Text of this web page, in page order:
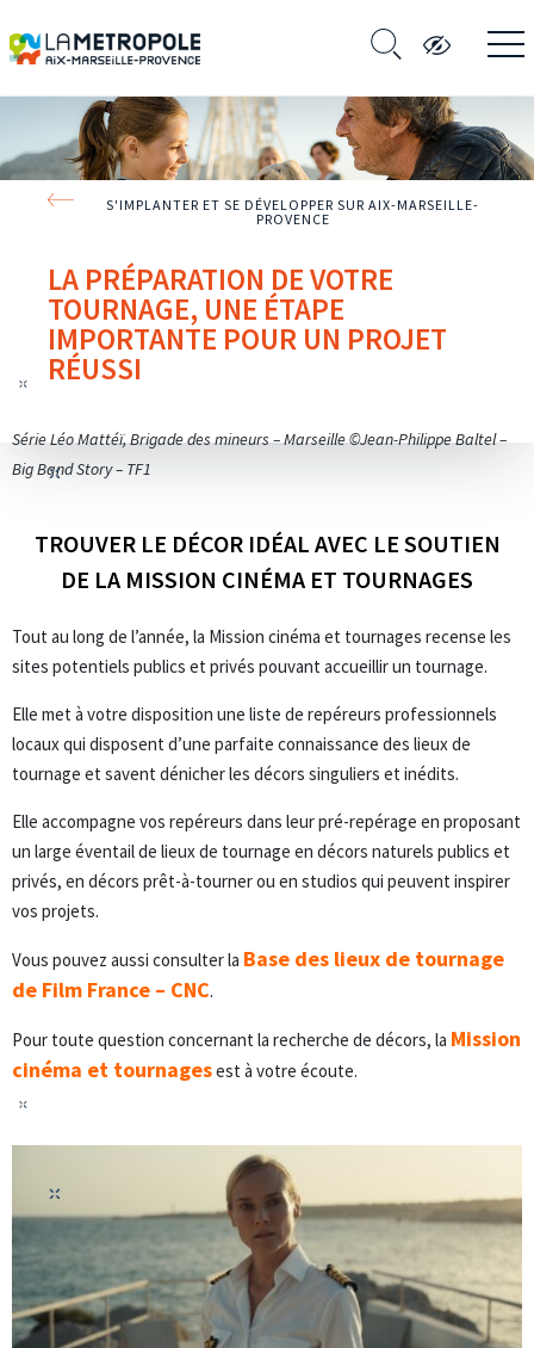
S'IMPLANTER ET SE DÉVELOPPER SUR AIX-MARSEILLE-
PROVENCE
LA PRÉPARATION DE VOTRE
TOURNAGE, UNE ÉTAPE
IMPORTANTE POUR UN PROJET
RÉUSSI
Série Léo Mattéï, Brigade des mineurs – Marseille ©Jean-Philippe Baltel –
Big Band Story – TF1
TROUVER LE DÉCOR IDÉAL AVEC LE SOUTIEN
DE LA MISSION CINÉMA ET TOURNAGES
Tout au long de l’année, la Mission cinéma et tournages recense les
sites potentiels publics et privés pouvant accueillir un tournage.
Elle met à votre disposition une liste de repéreurs professionnels
locaux qui disposent d’une parfaite connaissance des lieux de
tournage et savent dénicher les décors singuliers et inédits.
Elle accompagne vos repéreurs dans leur pré-repérage en proposant
un large éventail de lieux de tournage en décors naturels publics et
privés, en décors prêt-à-tourner ou en studios qui peuvent inspirer
vos projets.
Vous pouvez aussi consulter la Base des lieux de tournage
de Film France – CNC.
Pour toute question concernant la recherche de décors, la Mission
cinéma et tournagesest à votre écoute.